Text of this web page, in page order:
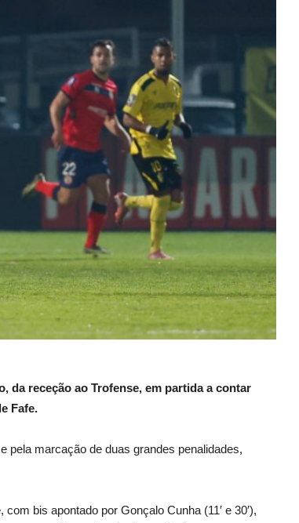
da receção ao Trofense, em partida a contar
Fafe.
pela marcação de duas grandes penalidades,
bis apontado por Gonçalo Cunha (11′ e 30′),